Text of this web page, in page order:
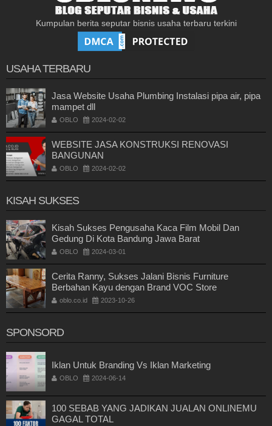
Kumpulan berita seputar bisnis usaha terbaru terkini
USAHA TERBARU
Jasa Website Usaha Plumbing Instalasi pipa air, pipa
mampet dll
OBLO 2024-02-02
WEBSITE JASA KONSTRUKSI RENOVASI
BANGUNAN
OBLO 2024-02-02
KISAH SUKSES
Kisah Sukses Pengusaha Kaca Film Mobil Dan
Gedung Di Kota Bandung Jawa Barat
OBLO 2024-03-01
Cerita Ranny, Sukses Jalani Bisnis Furniture
Berbahan Kayu dengan Brand VOC Store
oblo.co.id 2023-10-26
SPONSORD
Iklan Untuk Branding Vs Iklan Marketing
OBLO 2024-06-14
100 SEBAB YANG JADIKAN JUALAN ONLINEMU
GAGAL TOTAL